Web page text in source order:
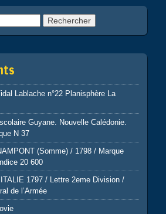
Lablache n°22 Planisphère La
Guyane. Nouvelle Calédonie.
N 37
(Somme) / 1798 / Marque
20 600
1797 / Lettre 2eme Division /
de l’Armée